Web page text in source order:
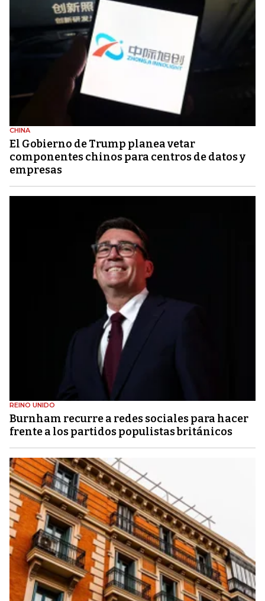
CHINA
El Gobierno de Trump planea vetar
componentes chinos para centros de datos y
empresas
REINO UNIDO
Burnham recurre a redes sociales para hacer
frente a los partidos populistas británicos